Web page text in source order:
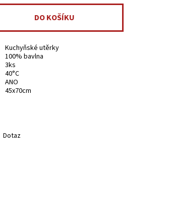
Kuchyňské utěrky
100% bavlna
3ks
40°C
ANO
45x70cm
Dotaz